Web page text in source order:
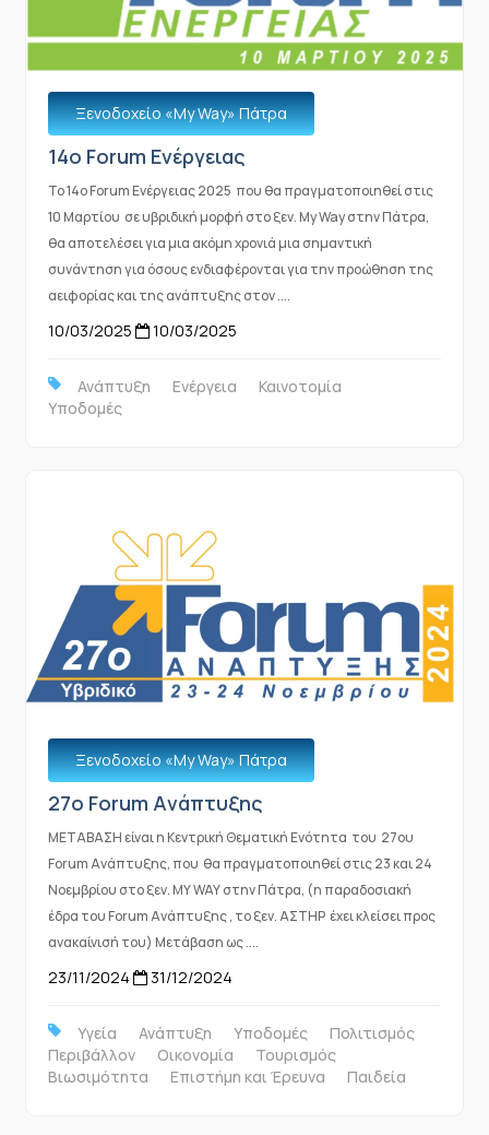
Ξενοδοχείο «Μy Way» Πάτρα
14o Forum Ενέργειας
To 14ο Forum Ενέργειας 2025 που θα πραγματοποιηθεί στις
10 Μαρτίου σε υβριδική μορφή στο ξεν. My Way στην Πάτρα,
θα αποτελέσει για μια ακόμη χρονιά μια σημαντική
συνάντηση για όσους ενδιαφέρονται για την προώθηση της
αειφορίας και της ανάπτυξης στον ....
10/03/2025 10/03/2025
Ανάπτυξη Ενέργεια
Καινοτομία
Υποδομές
Ξενοδοχείο «Μy Way» Πάτρα
27o Forum Aνάπτυξης
ΜΕΤΑΒΑΣΗ είναι η Κεντρική Θεματική Ενότητα του 27ου
Forum Ανάπτυξης, που θα πραγματοποιηθεί στις 23 και 24
Νοεμβρίου στο ξεν. ΜΥ WAY στην Πάτρα, (η παραδοσιακή
έδρα του Forum Ανάπτυξης , το ξεν. ΑΣΤΗΡ έχει κλείσει προς
ανακαίνισή του) Μετάβαση ως ....
23/11/2024 31/12/2024
Υγεία Ανάπτυξη Υποδομές
Πολιτισμός
Περιβάλλον
Οικονομία
Τουρισμός
Βιωσιμότητα
Επιστήμη και Έρευνα Παιδεία